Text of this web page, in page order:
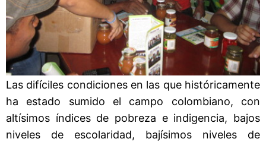
Las difíciles condiciones en las que históricamente
ha estado sumido el campo colombiano, con
altísimos índices de pobreza e indigencia, bajos
niveles de escolaridad, bajísimos niveles de